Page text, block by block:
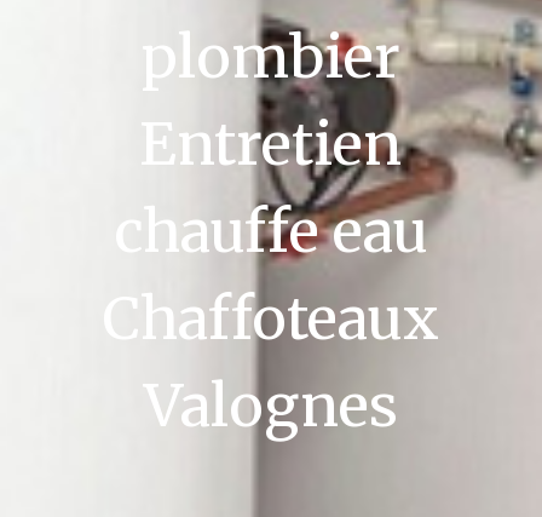
plombier
Entretien
chauffe eau
Chaffoteaux
Valognes